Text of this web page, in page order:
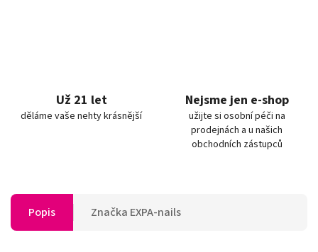
Už 21 let
děláme vaše nehty krásnější
Nejsme jen e-shop
užijte si osobní péči na
prodejnách a u našich
obchodních zástupců
Popis Značka EXPA-nails